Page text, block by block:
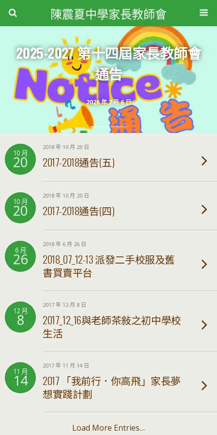
陳震夏中學家長教師會
2026 年 7 月 6 日
2025-2027 第十四屆家長教師會
通告
10 月
20
2018 年 10 月 20 日
2017-2018通告(五)
10 月
20
2018 年 10 月 20 日
2017-2018通告(四)
6 月
26
2018 年 6 月 26 日
2018_07_12-13 派發二手校服及舊
書買賣平台
12 月
8
2017 年 12 月 8 日
2017_12_16與老師茶敍之初中學校
生活
11 月
14
2017 年 11 月 14 日
2017 「我前行．你高飛」家長夢
想實踐計劃
Load More Entries…